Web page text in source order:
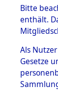
1.
mente
5.
5.3
Bitte
enthält.
Als
Gesetze